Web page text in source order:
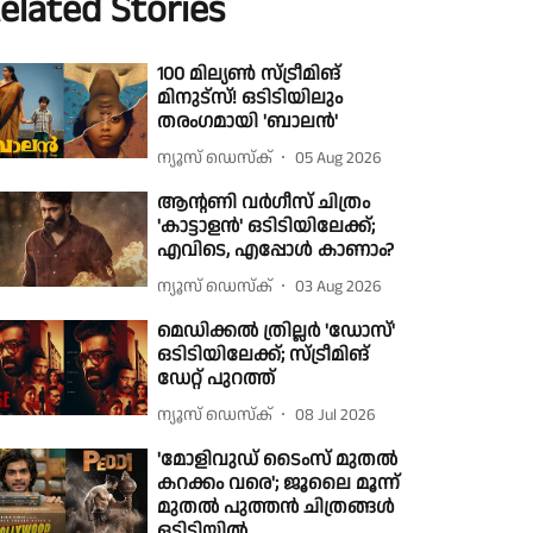
100 മില്യൺ സ്ട്രീമിങ്
മിനുട്സ്! ഒടിടിയിലും
തരംഗമായി 'ബാലൻ'
ന്യൂസ് ഡെസ്ക് 05 Aug 2026
ആന്റണി വർഗീസ് ചിത്രം
'കാട്ടാളൻ' ഒടിടിയിലേക്ക്;
എവിടെ, എപ്പോൾ കാണാം?
ന്യൂസ് ഡെസ്ക് 03 Aug 2026
മെഡിക്കൽ ത്രില്ലർ 'ഡോസ്'
ഒടിടിയിലേക്ക്; സ്ട്രീമിങ്
ഡേറ്റ് പുറത്ത്
ന്യൂസ് ഡെസ്ക് 08 Jul 2026
'മോളിവുഡ് ടൈംസ് മുതൽ
കറക്കം വരെ'; ജൂലൈ മൂന്ന്
മുതൽ പുത്തൻ ചിത്രങ്ങൾ